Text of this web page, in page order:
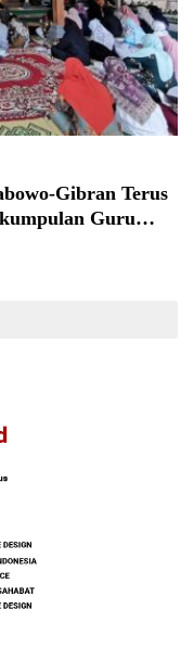
Gibran Terus
Guru